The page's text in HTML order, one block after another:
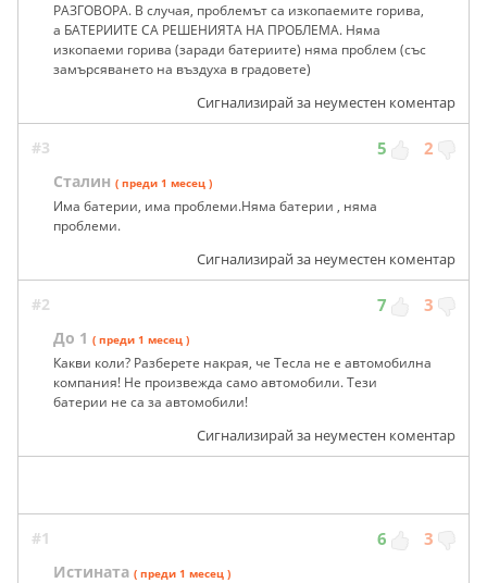
РАЗГОВОРА. В случая, проблемът са изкопаемите горива,
а БАТЕРИИТЕ СА РЕШЕНИЯТА НА ПРОБЛЕМА. Няма
изкопаеми горива (заради батериите) няма проблем (със
замърсяването на въздуха в градовете)
Сигнализирай за неуместен коментар
#3 5 2
Сталин ( преди 1 месец )
Има батерии, има проблеми.Няма батерии , няма
проблеми.
Сигнализирай за неуместен коментар
#2 7 3
До 1 ( преди 1 месец )
Какви коли? Разберете накрая, че Тесла не е автомобилна
компания! Не произвежда само автомобили. Тези
батерии не са за автомобили!
Сигнализирай за неуместен коментар
#1 6 3
Истината ( преди 1 месец )